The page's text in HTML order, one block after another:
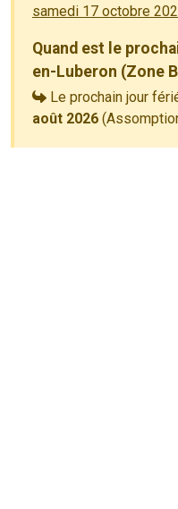
samedi 17 octobre
Quand est le
en-Luberon (Zone
Le prochain jour
août 2026